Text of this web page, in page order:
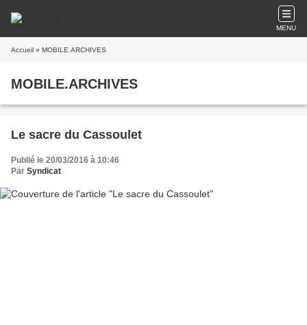
MENU
Accueil » MOBILE.ARCHIVES
MOBILE.ARCHIVES
Le sacre du Cassoulet
Publié le 20/03/2016 à 10:46
Par Syndicat